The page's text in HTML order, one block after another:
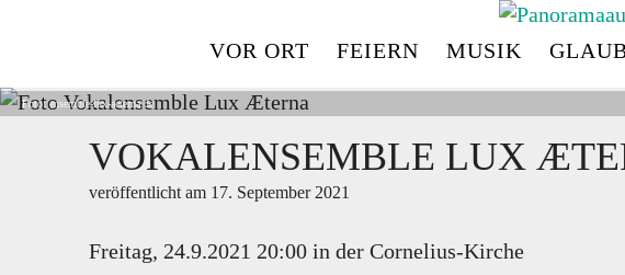
VOR ORT FEIERN MUSIK
Foto:ensemble-lux-aeterna.de
VOKALENSEMBLE LUX
veröffentlicht am 17. September 2021
Freitag, 24.9.2021 20:00 in der Cornelius-Kirche